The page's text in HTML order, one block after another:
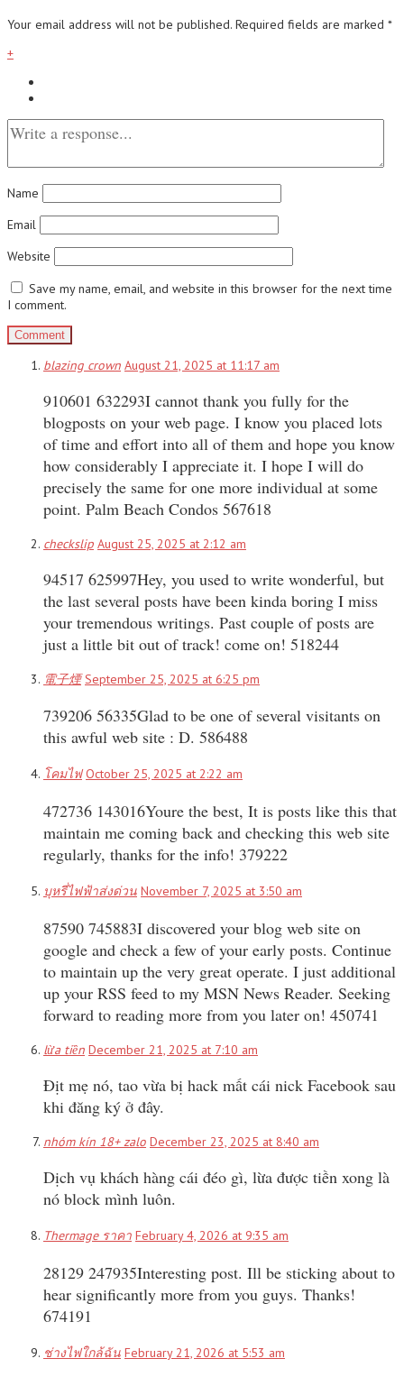
Your email address will not be published. Required fields are marked *
+
Name
Email
Website
Save my name, email, and website in this browser for the next time
I comment.
blazing crown August 21, 2025 at 11:17 am
910601 632293I cannot thank you fully for the
blogposts on your web page. I know you placed lots
of time and effort into all of them and hope you know
how considerably I appreciate it. I hope I will do
precisely the same for one more individual at some
point. Palm Beach Condos 567618
checkslip August 25, 2025 at 2:12 am
94517 625997Hey, you used to write wonderful, but
the last several posts have been kinda boring I miss
your tremendous writings. Past couple of posts are
just a little bit out of track! come on! 518244
電子煙 September 25, 2025 at 6:25 pm
739206 56335Glad to be one of several visitants on
this awful web site : D. 586488
โคมไฟ October 25, 2025 at 2:22 am
472736 143016Youre the best, It is posts like this that
maintain me coming back and checking this web site
regularly, thanks for the info! 379222
บุหรี่ไฟฟ้าส่งด่วน November 7, 2025 at 3:50 am
87590 745883I discovered your blog web site on
google and check a few of your early posts. Continue
to maintain up the very great operate. I just additional
up your RSS feed to my MSN News Reader. Seeking
forward to reading more from you later on! 450741
lừa tiền December 21, 2025 at 7:10 am
Địt mẹ nó, tao vừa bị hack mất cái nick Facebook sau
khi đăng ký ở đây.
nhóm kín 18+ zalo December 23, 2025 at 8:40 am
Dịch vụ khách hàng cái đéo gì, lừa được tiền xong là
nó block mình luôn.
Thermage ราคา February 4, 2026 at 9:35 am
28129 247935Interesting post. Ill be sticking about to
hear significantly more from you guys. Thanks!
674191
ช่างไฟใกล้ฉัน February 21, 2026 at 5:53 am